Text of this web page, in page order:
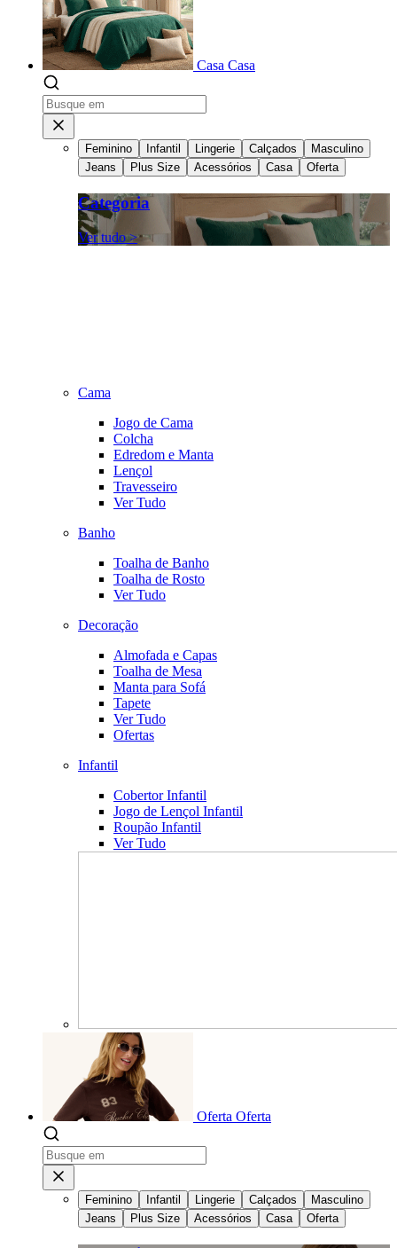
Casa Casa
Feminino Infantil Lingerie Calçados
Masculino
Jeans
Plus Size Acessórios Casa Oferta
Categoria
Ver tudo >
Cama
Jogo de Cama
Colcha
Edredom e Manta
Lençol
Travesseiro
Ver Tudo
Banho
Toalha de Banho
Toalha de Rosto
Ver Tudo
Decoração
Almofada e Capas
Toalha de Mesa
Manta para Sofá
Tapete
Ver Tudo
Ofertas
Infantil
Cobertor Infantil
Jogo de Lençol Infantil
Roupão Infantil
Ver Tudo
Oferta Oferta
Feminino Infantil Lingerie Calçados
Masculino
Jeans
Plus Size Acessórios Casa Oferta